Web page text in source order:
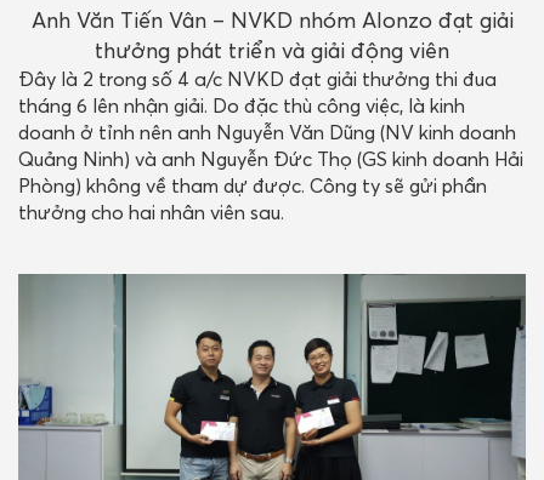
Anh Văn Tiến Vân – NVKD nhóm Alonzo đạt giải
thưởng phát triển và giải động viên
Đây là 2 trong số 4 a/c NVKD đạt giải thưởng thi đua
tháng 6 lên nhận giải. Do đặc thù công việc, là kinh
doanh ở tỉnh nên anh Nguyễn Văn Dũng (NV kinh doanh
Quảng Ninh) và anh Nguyễn Đức Thọ (GS kinh doanh Hải
Phòng) không về tham dự được. Công ty sẽ gửi phần
thưởng cho hai nhân viên sau.